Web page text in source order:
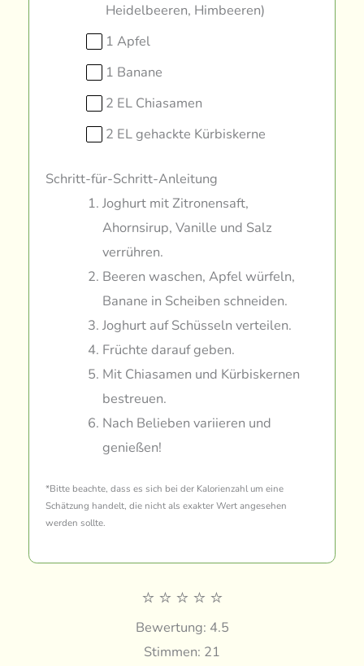
Heidelbeeren, Himbeeren)
1 Apfel
1 Banane
2 EL Chiasamen
2 EL gehackte Kürbiskerne
Schritt-für-Schritt-Anleitung
Joghurt mit Zitronensaft,
Ahornsirup, Vanille und Salz
verrühren.
Beeren waschen, Apfel würfeln,
Banane in Scheiben schneiden.
Joghurt auf Schüsseln verteilen.
Früchte darauf geben.
Mit Chiasamen und Kürbiskernen
bestreuen.
Nach Belieben variieren und
genießen!
*Bitte beachte, dass es sich bei der Kalorienzahl um eine
Schätzung handelt, die nicht als exakter Wert angesehen
werden sollte.
⭐ ⭐ ⭐ ⭐ ⭐
Bewertung: 4.5
Stimmen: 21